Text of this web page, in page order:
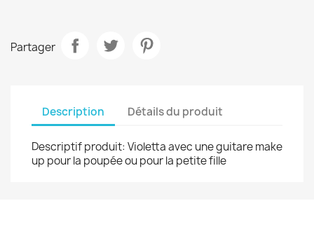
Partager
Description Détails du produit
Descriptif produit: Violetta avec une guitare make
up pour la poupée ou pour la petite fille